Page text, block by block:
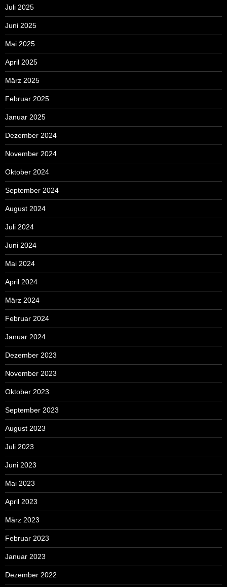
Juli 2025
Juni 2025
Mai 2025
April 2025
März 2025
Februar 2025
Januar 2025
Dezember 2024
November 2024
Oktober 2024
September 2024
August 2024
Juli 2024
Juni 2024
Mai 2024
April 2024
März 2024
Februar 2024
Januar 2024
Dezember 2023
November 2023
Oktober 2023
September 2023
August 2023
Juli 2023
Juni 2023
Mai 2023
April 2023
März 2023
Februar 2023
Januar 2023
Dezember 2022